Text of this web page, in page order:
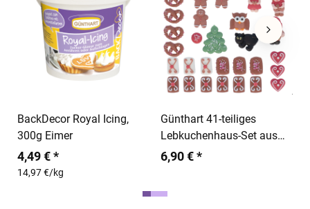
In den Warenkorb
BackDecor Royal Icing,
300g Eimer
4,49 € *
14,97 €/kg
In den Warenkorb
Günthart 41-teiliges
Lebkuchenhaus-Set aus
Zucker
6,90 € *